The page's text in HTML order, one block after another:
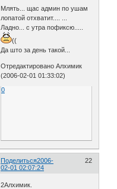
Млять... щас админ по ушам
лопатой отхватит.... ...
Ладно... с утра пофиксю.....
((
Да што за день такой...
Отредактировано Алхимик
(2006-02-01 01:33:02)
0
Поделиться 22
2006-
02-01 02:07:24
2Алхимик.